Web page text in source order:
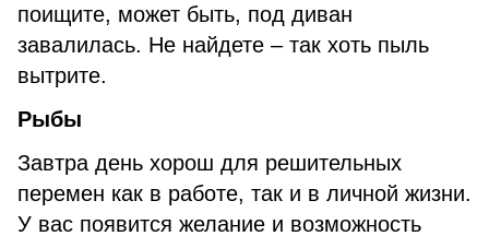
поищите, может быть, под диван
завалилась. Не найдете – так хоть пыль
вытрите.
Рыбы
Завтра день хорош для решительных
перемен как в работе, так и в личной жизни.
У вас появится желание и возможность